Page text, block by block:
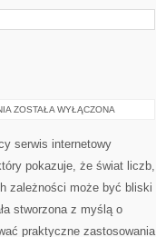
ALGEBRA
ZOSTAŁA WYŁĄCZONA
serwis internetowy
pokazuje, że świat liczb,
zależności może być bliski
stworzona z myślą o
praktyczne zastosowania